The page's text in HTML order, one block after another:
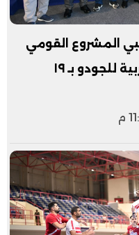
المشروع القومي
للموهبة جدول البطولة العربية للجودو بـ ١٩